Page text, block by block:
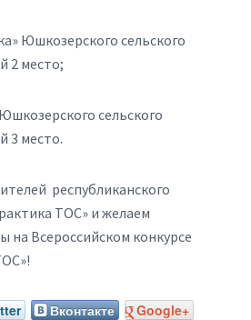
Юшкозерского сельского
2 место;
сельского
3 место.
республиканского
ТОС» и желаем
на Всероссийском конкурсе
Вконтакте Google+